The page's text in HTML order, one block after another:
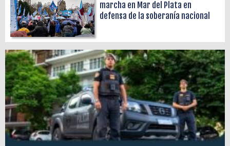
marcha en Mar del Plata en
defensa de la soberanía nacional